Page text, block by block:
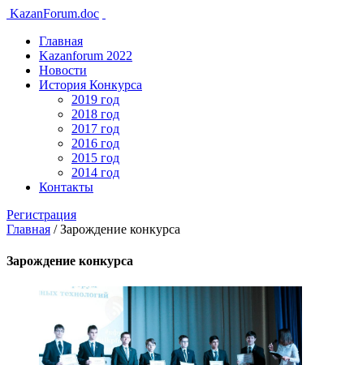
KazanForum.doc
Главная
Kazanforum 2022
Новости
История Конкурса
2019 год
2018 год
2017 год
2016 год
2015 год
2014 год
Контакты
Регистрация
Главная /Зарождение конкурса
Зарождение конкурса